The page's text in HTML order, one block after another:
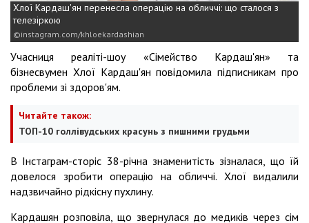
Хлої Кардаш'ян перенесла операцію на обличчі: що сталося з
телезіркою
instagram.com/khloekardashian
Учасниця реаліті-шоу «Сімейство Кардаш'ян» та
бізнесвумен Хлої Кардаш'ян повідомила підписникам про
проблеми зі здоров'ям.
Читайте також:
ТОП-10 голлівудських красунь з пишними грудьми
В Інстаграм-сторіс 38-річна знаменитість зізналася, що їй
довелося зробити операцію на обличчі. Хлої видалили
надзвичайно рідкісну пухлину.
Кардашян розповіла, що звернулася до медиків через сім